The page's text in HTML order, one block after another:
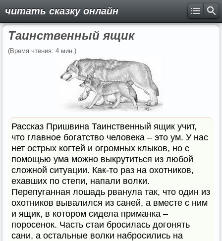
читать сказку онлайн
Таинственный ящик
(Время чтения: 4 мин.)
Рассказ Пришвина Таинственный ящик учит,
что главное богатство человека – это ум. У нас
нет острых когтей и огромных клыков, но с
помощью ума можно выкрутиться из любой
сложной ситуации. Как-то раз на охотников,
ехавших по степи, напали волки.
Перепуганная лошадь рванула так, что один из
охотников вывалился из саней, а вместе с ним
и ящик, в котором сидела приманка –
поросенок. Часть стаи бросилась догонять
сани, а остальные волки набросились на